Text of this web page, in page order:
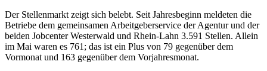
Der Stellenmarkt zeigt sich belebt. Seit Jahresbeginn meldeten die
Betriebe dem gemeinsamen Arbeitgeberservice der Agentur und der
beiden Jobcenter Westerwald und Rhein-Lahn 3.591 Stellen. Allein
im Mai waren es 761; das ist ein Plus von 79 gegenüber dem
Vormonat und 163 gegenüber dem Vorjahresmonat.